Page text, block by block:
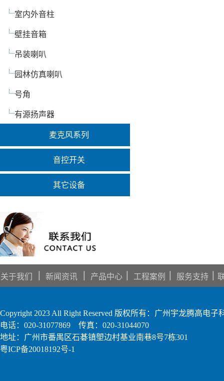
室内外音柱
壁挂音箱
吊装喇叭
园林仿真喇叭
号角
有源扬声器
麦克风系列
音控开关
其它设备
关于我们 新闻资讯 产品中心 工程案例 服务支持
Copyright 2023 All Right Reserved 版权所有：广州宇龙腾高电子
电话：020-31077869 传真：020-31044070
地址：广州市番禺区石碁镇塱边村基业南巷8号7栋301
粤ICP备20018192号-1